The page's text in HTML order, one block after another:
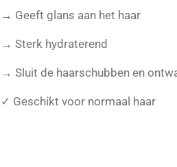
→ Geeft glans aan het haar
→ Sterk hydraterend
→ Sluit de haarschubben en
✓ Geschikt voor normaal haar